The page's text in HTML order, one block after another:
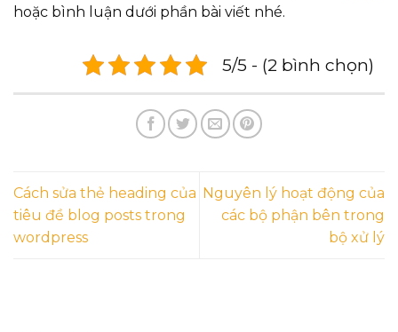
hoặc bình luận dưới phần bài viết nhé.
5/5 - (2 bình chọn)
Cách sửa thẻ heading của
tiêu đề blog posts trong
wordpress
Nguyên lý hoạt động của
các bộ phận bên trong
bộ xử lý